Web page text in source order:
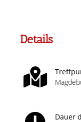
Details
Dauer